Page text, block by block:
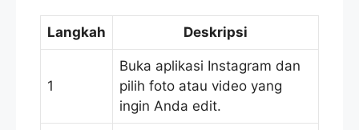
Langkah Deskripsi
1
Buka aplikasi Instagram dan
pilih foto atau video yang
ingin Anda edit.